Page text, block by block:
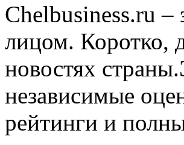
Chelbusiness.ru –
лицом. Коротко,
новостях
независимые
рейтинги и